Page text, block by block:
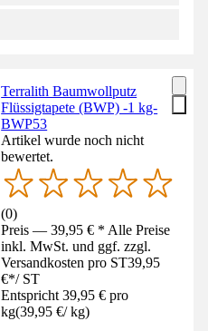
Terralith Baumwollputz
Flüssigtapete (BWP) -1 kg-
BWP53
Artikel wurde noch nicht
bewertet.
(0)
Preis — 39,95 € * Alle Preise
inkl. MwSt. und ggf. zzgl.
Versandkosten pro ST39,95
€*/ ST
Entspricht 39,95 € pro
kg(39,95 €/ kg)